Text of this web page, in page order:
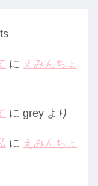
に えみんちょ
に grey より
に えみんちょ